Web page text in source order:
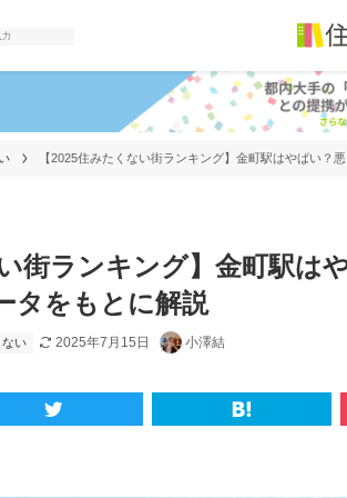
【2025住みたくない街ランキング】金町駅はやばい？
街ランキング】金町駅は
タをもとに解説
ない 2025年7月15日 小澤結